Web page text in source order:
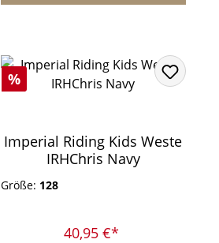
Rabatt
%
Imperial Riding Kids Weste
IRHChris Navy
Größe: 128
40,95 €*